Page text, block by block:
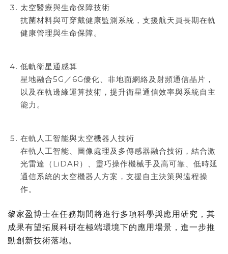
太空醫療與生命保障技術
抗菌材料與可穿戴健康監測系統，支援航天員長期在軌
健康管理與生命保障。
低軌衛星通感算
星地融合5G／6G優化、非地面網絡及射頻通信晶片，
以及在軌邊緣運算技術，提升衛星通信效率與系統自主
能力。
在軌人工智能與太空機器人技術
在軌人工智能、圖像處理及多傳感器融合技術，結合激
光雷達（LiDAR）、靈巧操作機械手及高可靠、低時延
通信系統的太空機器人方案，支援自主決策與遠程操
作。
黎家盈博士在任務期間將進行多項科學與應用研究，其
成果有望拓展科研在極端環境下的應用場景，進一步推
動創新技術落地。